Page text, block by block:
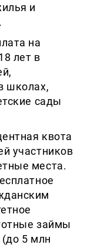
и
на
лет в
школах,
сады
квота
участников
места.
займы
(до 5 млн